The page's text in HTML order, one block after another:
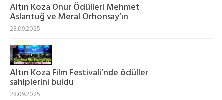
Altın Koza Onur Ödülleri Mehmet
Aslantuğ ve Meral Orhonsay’ın
28.09.2025
Altın Koza Film Festivali’nde ödüller
sahiplerini buldu
28.09.2025